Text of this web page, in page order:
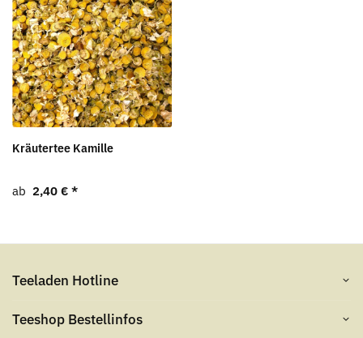
Kräutertee Kamille
ab 2,40 € *
Teeladen Hotline
Teeshop Bestellinfos